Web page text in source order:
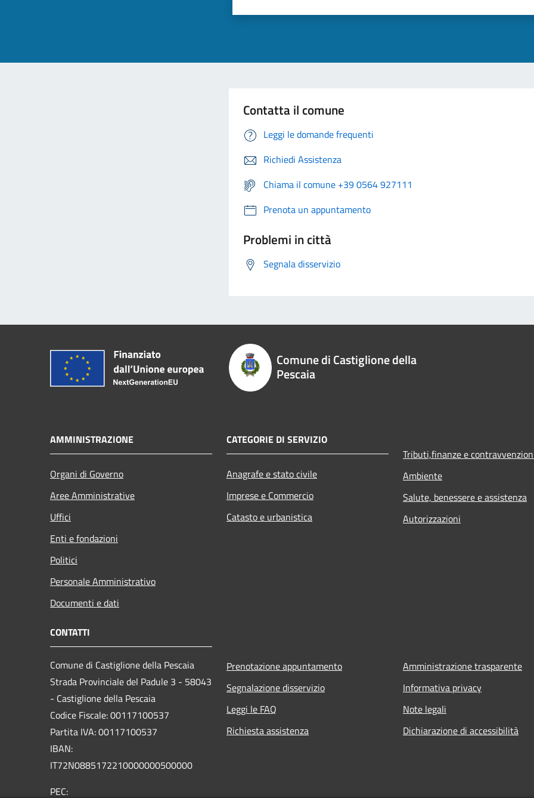
Contatta il comune
Leggi le domande frequenti
Richiedi Assistenza
Chiama il comune +39 0564 927111
Prenota un appuntamento
Problemi in città
Segnala disservizio
Comune di Castiglione della
Pescaia
AMMINISTRAZIONE
Organi di Governo
Aree Amministrative
Uffici
Enti e fondazioni
Politici
Personale Amministrativo
Documenti e dati
CATEGORIE DI SERVIZIO
Anagrafe e stato civile
Imprese e Commercio
Catasto e urbanistica
Tributi,finanze e
Ambiente
Salute, benessere e assistenza
Autorizzazioni
CONTATTI
Comune di Castiglione della Pescaia
Strada Provinciale del Padule 3 - 58043
- Castiglione della Pescaia
Codice Fiscale: 00117100537
Partita IVA: 00117100537
IBAN:
IT72N0885172210000000500000
PEC:
Prenotazione appuntamento
Segnalazione disservizio
Leggi le FAQ
Richiesta assistenza
Amministrazione trasparente
Informativa privacy
Note legali
Dichiarazione di accessibilità